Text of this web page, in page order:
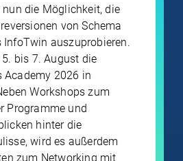
die Möglichkeit, die
von Schema
InfoTwin auszuprobieren.
bis 7. August die
Academy 2026 in
Workshops zum
Programme und
hinter die
wird es außerdem
zum Networking mit